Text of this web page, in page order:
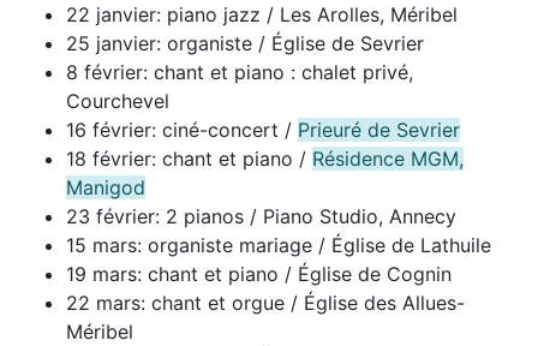
22 janvier: piano jazz / Les Arolles, Méribel
25 janvier: organiste / Église de Sevrier
8 février: chant et piano : chalet privé,
Courchevel
16 février: ciné-concert / Prieuré de Sevrier
18 février: chant et piano / Résidence MGM,
Manigod
23 février: 2 pianos / Piano Studio, Annecy
15 mars: organiste mariage / Église de Lathuile
19 mars: chant et piano / Église de Cognin
22 mars: chant et orgue / Église des Allues-
Méribel